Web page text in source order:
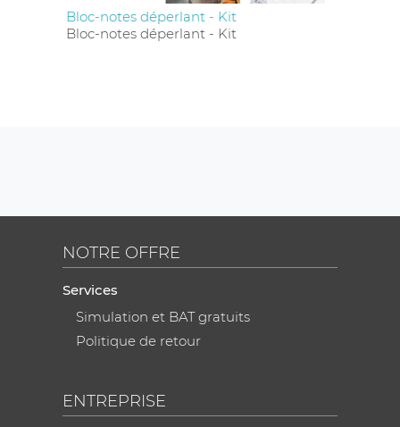
Bloc-notes déperlant - Kit
Bloc-notes déperlant - Kit
NOTRE OFFRE
Services
Simulation et BAT gratuits
Politique de retour
ENTREPRISE